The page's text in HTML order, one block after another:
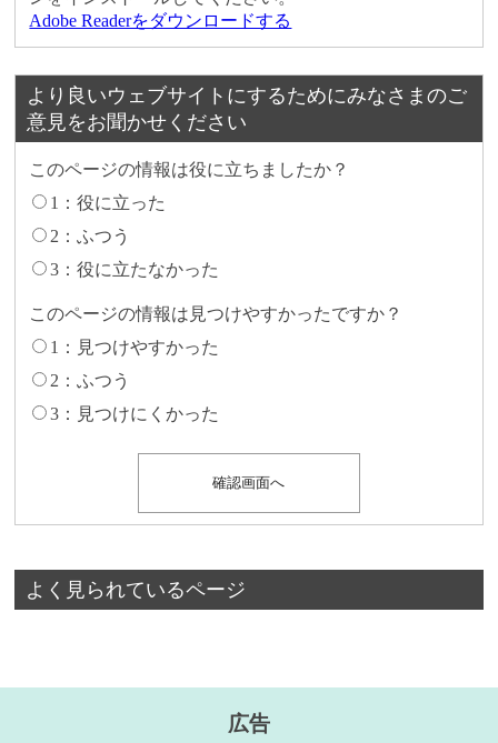
Adobe Readerをダウンロードする
より良いウェブサイトにするためにみなさまのご
意見をお聞かせください
このページの情報は役に立ちましたか？
1：役に立った
2：ふつう
3：役に立たなかった
このページの情報は見つけやすかったですか？
1：見つけやすかった
2：ふつう
3：見つけにくかった
よく見られているページ
広告